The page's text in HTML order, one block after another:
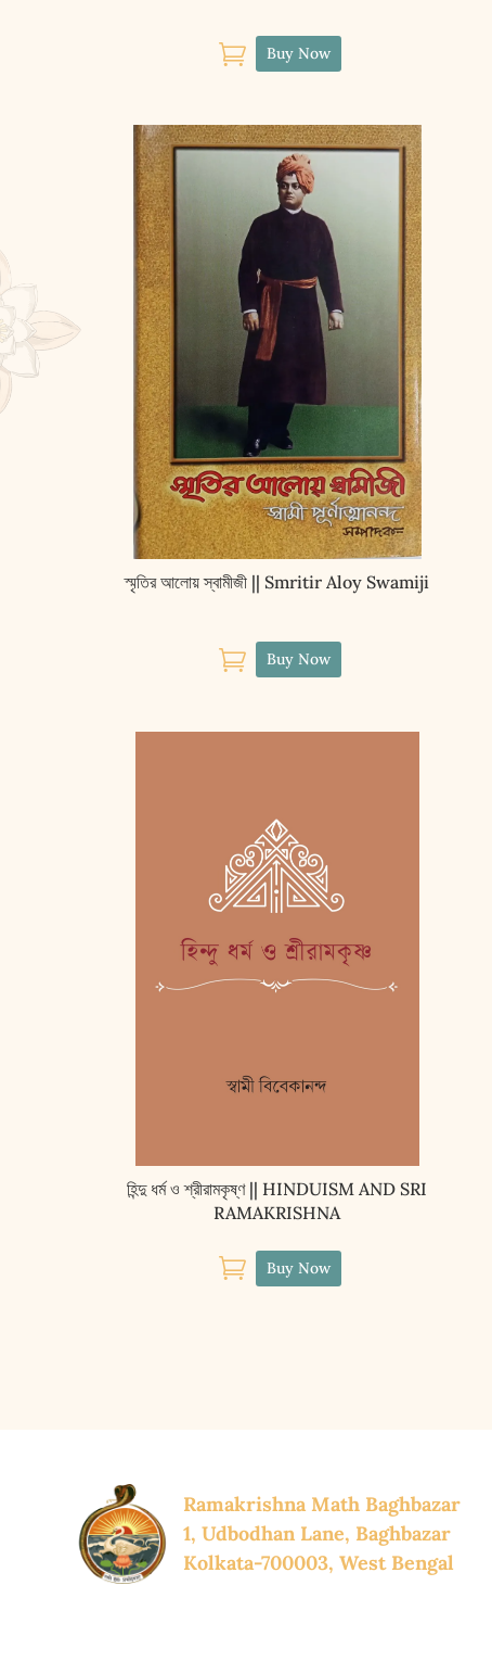
 Buy Now
স্মৃতির আলোয় স্বামীজী || Smritir Aloy Swamiji
 Buy Now
হিন্দু ধর্ম ও শ্রীরামকৃষ্ণ || HINDUISM AND SRI
RAMAKRISHNA
 Buy Now
Ramakrishna Math Baghbazar
1, Udbodhan Lane, Baghbazar
Kolkata-700003, West Bengal